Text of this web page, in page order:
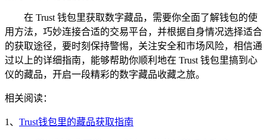
在 Trust 钱包里获取数字藏品，需要你全面了解钱包的使
用方法，巧妙连接合适的交易平台，并根据自身情况选择适合
的获取途径，要时刻保持警惕，关注安全和市场风险，相信通
过以上的详细指南，能够帮助你顺利地在 Trust 钱包里搞到心
仪的藏品，开启一段精彩的数字藏品收藏之旅。
相关阅读：
1、 Trust钱包里的藏品获取指南